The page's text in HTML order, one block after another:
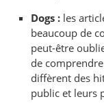
Dogs : les
beaucoup de
peut-être
de
diffèrent des
public et leurs